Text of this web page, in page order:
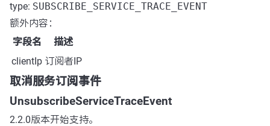
type: SUBSCRIBE_SERVICE_TRACE_EVENT
额外内容：
字段名
描述
clientIp 订阅者IP
取消服务订阅事件
UnsubscribeServiceTraceEvent
2.2.0版本开始支持。